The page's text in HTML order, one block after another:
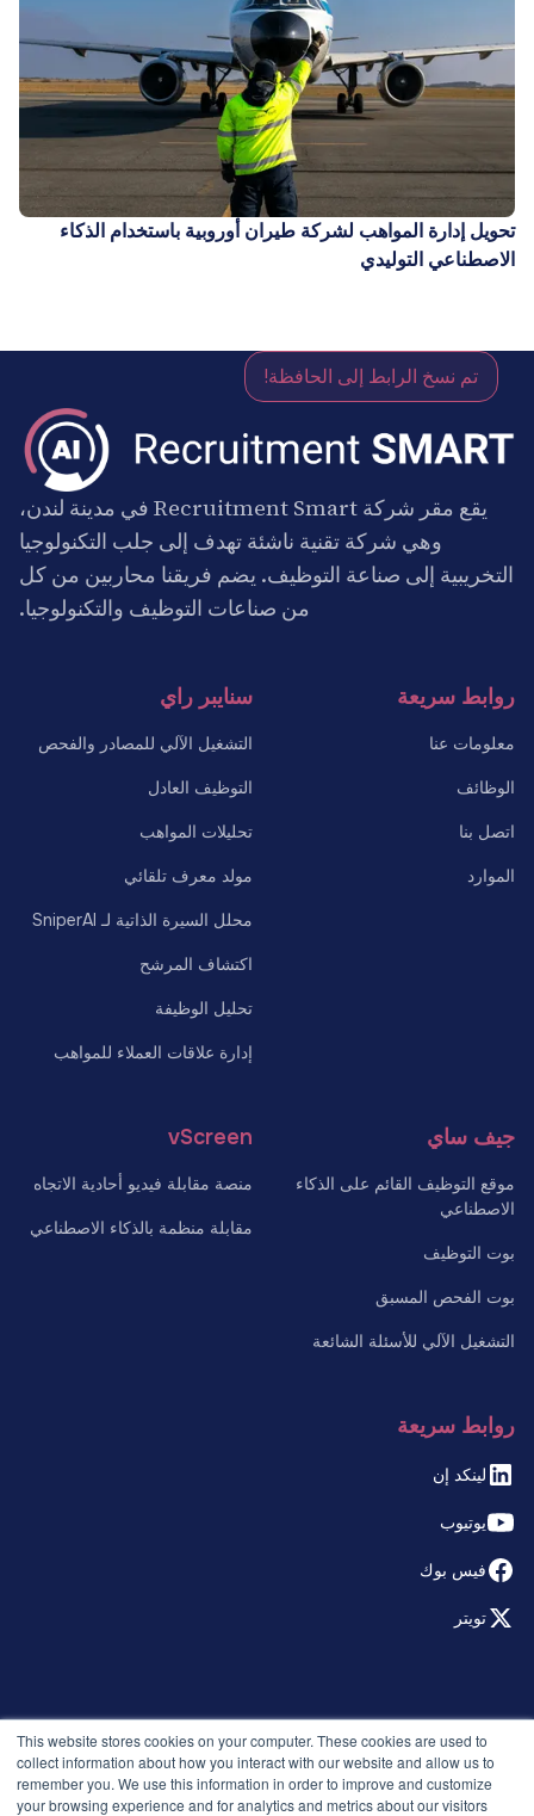
This website stores cookies on your computer. These cookies are used to
collect information about how you interact with our website and allow us to
remember you. We use this information in order to improve and customize
your browsing experience and for analytics and metrics about our visitors
تحويل إدارة المواهب لشركة طيران أوروبية باستخدام الذكاء
الاصطناعي التوليدي
تم نسخ الرابط إلى الحافظة!
يقع مقر شركة Recruitment Smart في مدينة لندن،
وهي شركة تقنية ناشئة تهدف إلى جلب التكنولوجيا
التخريبية إلى صناعة التوظيف. يضم فريقنا محاربين من كل
من صناعات التوظيف والتكنولوجيا.
روابط سريعة
معلومات عنا
الوظائف
اتصل بنا
الموارد
سنايبر راي
التشغيل الآلي للمصادر والفحص
التوظيف العادل
تحليلات المواهب
مولد معرف تلقائي
محلل السيرة الذاتية لـ SniperAI
اكتشاف المرشح
تحليل الوظيفة
إدارة علاقات العملاء للمواهب
جيف ساي
موقع التوظيف القائم على الذكاء
الاصطناعي
بوت التوظيف
بوت الفحص المسبق
التشغيل الآلي للأسئلة الشائعة
vScreen
منصة مقابلة فيديو أحادية الاتجاه
مقابلة منظمة بالذكاء الاصطناعي
روابط سريعة
لينكد إن
يوتيوب
فيس بوك
تويتر
سياسة الخصوصية
الإصدارات